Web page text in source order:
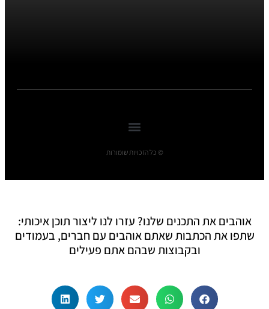
© כל הזכויות שומורות
אוהבים את התכנים שלנו? עזרו לנו ליצור תוכן איכותי:
שתפו את הכתבות שאתם אוהבים עם חברים, בעמודים
ובקבוצות שבהם אתם פעילים